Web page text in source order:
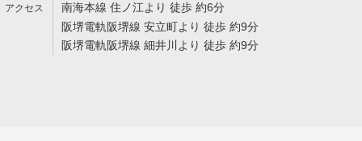
南海本線 住ノ江より 徒歩 約6分
阪堺電軌阪堺線 安立町より 徒歩 約9分
阪堺電軌阪堺線 細井川より 徒歩 約9分